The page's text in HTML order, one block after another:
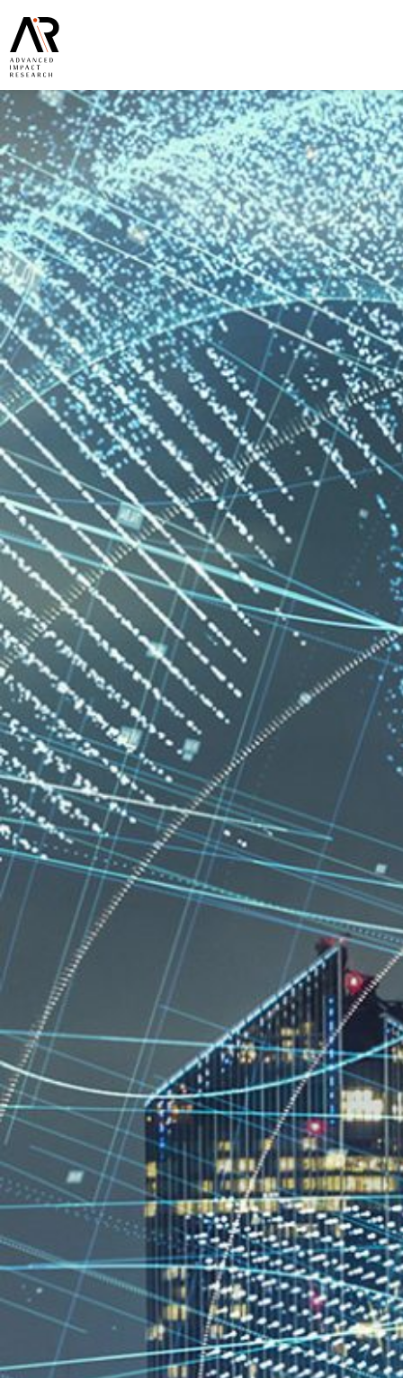
ÜBER UNS
EXPERTISE
PUBLIKATIONEN & NEWS
TEAM
WISSENSCH. BEIRAT
Artikel